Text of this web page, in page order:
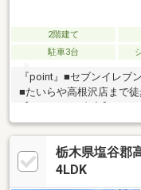
2階建て
駐車3台
『point』■セブンイレブ
■たいらや高根沢店まで
一部CF上張り、一部天井
ダー交換■畳表替え、襖
器交換■防蟻工事、火災
天・雨樋塗装 など内覧
栃木県塩谷郡
4LDK